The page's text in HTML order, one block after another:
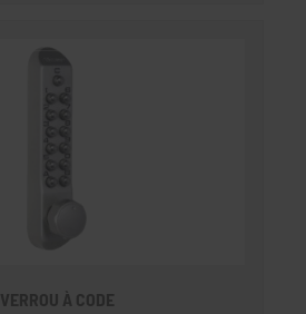
VERROU À CODE